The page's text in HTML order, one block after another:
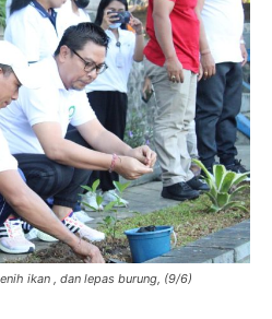
ikan , dan lepas burung, (9/6)